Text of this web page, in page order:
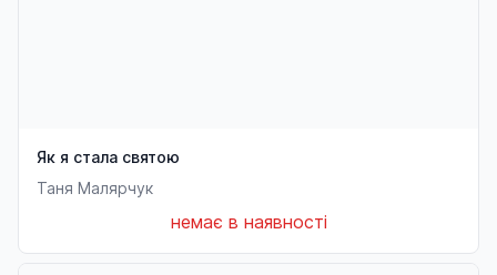
Як я стала святою
Таня Малярчук
немає в наявності